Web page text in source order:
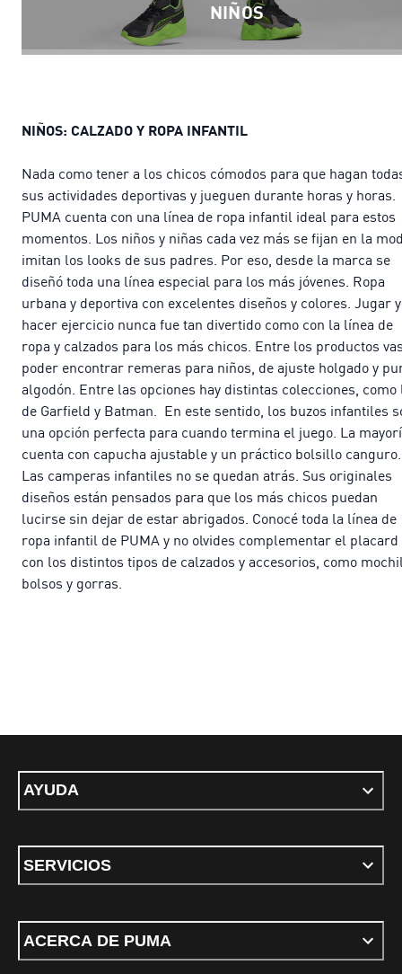
NIÑOS
NIÑOS: CALZADO Y ROPA INFANTIL
Nada como tener a los chicos cómodos para que hagan
sus actividades deportivas y jueguen durante horas y horas.
PUMA cuenta con una línea de ropa infantil ideal para estos
momentos. Los niños y niñas cada vez más se fijan en la
imitan los looks de sus padres. Por eso, desde la marca se
diseñó toda una línea especial para los más jóvenes. Ropa
urbana y deportiva con excelentes diseños y colores. Jugar y
hacer ejercicio nunca fue tan divertido como con la línea de
ropa y calzados para los más chicos. Entre los productos
poder encontrar remeras para niños, de ajuste holgado y
algodón. Entre las opciones hay distintas colecciones, como
de Garfield y Batman. En este sentido, los buzos infantiles
una opción perfecta para cuando termina el juego. La
cuenta con capucha ajustable y un práctico bolsillo
Las camperas infantiles no se quedan atrás. Sus originales
diseños están pensados para que los más chicos puedan
lucirse sin dejar de estar abrigados. Conocé toda la línea de
ropa infantil de PUMA y no olvides complementar el placard
con los distintos tipos de calzados y accesorios, como
bolsos y gorras.
AYUDA
SERVICIOS
ACERCA DE PUMA